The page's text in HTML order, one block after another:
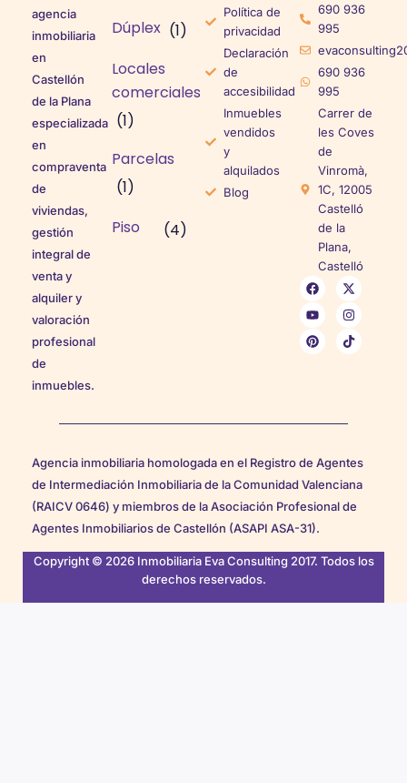
agencia
inmobiliaria
en
Castellón
de la Plana
especializada
en
compraventa
de
viviendas,
gestión
integral de
venta y
alquiler y
valoración
profesional
de
inmuebles.
Dúplex (1)
Locales
comerciales
(1)
Parcelas
(1)
Piso
(4)
Política de
privacidad
Declaración
de
accesibilidad
Inmuebles
vendidos
y
alquilados
Blog
690 936
995
690 936
995
Carrer de
les Coves
de
Vinromà,
1C, 12005
Castelló
de la
Plana,
Castelló
Agencia inmobiliaria homologada en el Registro de Agentes
de Intermediación Inmobiliaria de la Comunidad Valenciana
(RAICV 0646) y miembros de la Asociación Profesional de
Agentes Inmobiliarios de Castellón (ASAPI ASA-31).
Copyright © 2026 Inmobiliaria Eva Consulting 2017. Todos los
derechos reservados.